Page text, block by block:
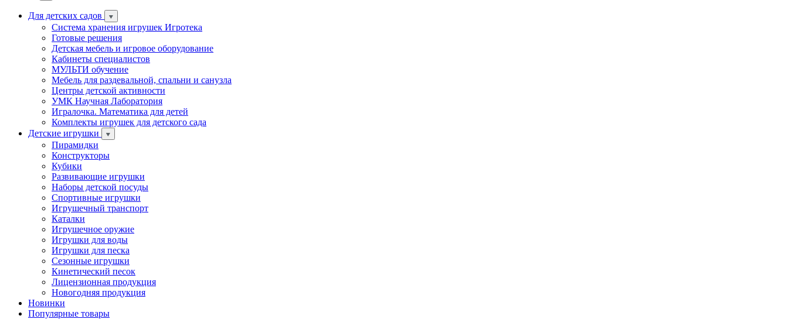
Для детских садов
Система хранения игрушек Игротека
Готовые решения
Детская мебель и игровое оборудование
Кабинеты специалистов
МУЛЬТИ обучение
Мебель для раздевальной, спальни и санузла
Центры детской активности
УМК Научная Лаборатория
Игралочка. Математика для детей
Комплекты игрушек для детского сада
Детские игрушки
Пирамидки
Конструкторы
Кубики
Развивающие игрушки
Наборы детской посуды
Спортивные игрушки
Игрушечный транспорт
Каталки
Игрушечное оружие
Игрушки для воды
Игрушки для песка
Сезонные игрушки
Кинетический песок
Лицензионная продукция
Новогодняя продукция
Новинки
Популярные товары